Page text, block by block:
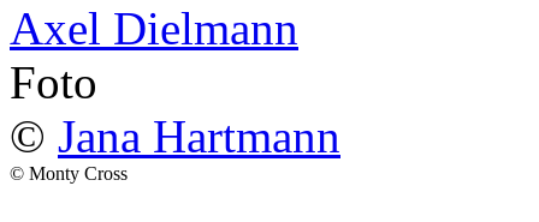
Axel Dielmann
Foto
© Jana Hartmann
© Monty Cross